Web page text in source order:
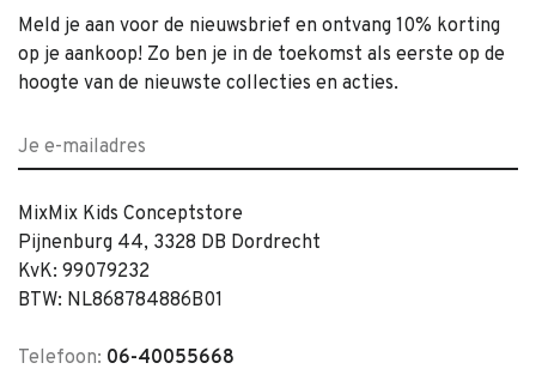
Meld je aan voor de nieuwsbrief en ontvang 10% korting
op je aankoop! Zo ben je in de toekomst als eerste op de
hoogte van de nieuwste collecties en acties.
MixMix Kids Conceptstore
Pijnenburg 44, 3328 DB Dordrecht
KvK: 99079232
BTW: NL868784886B01
Telefoon: 06-40055668